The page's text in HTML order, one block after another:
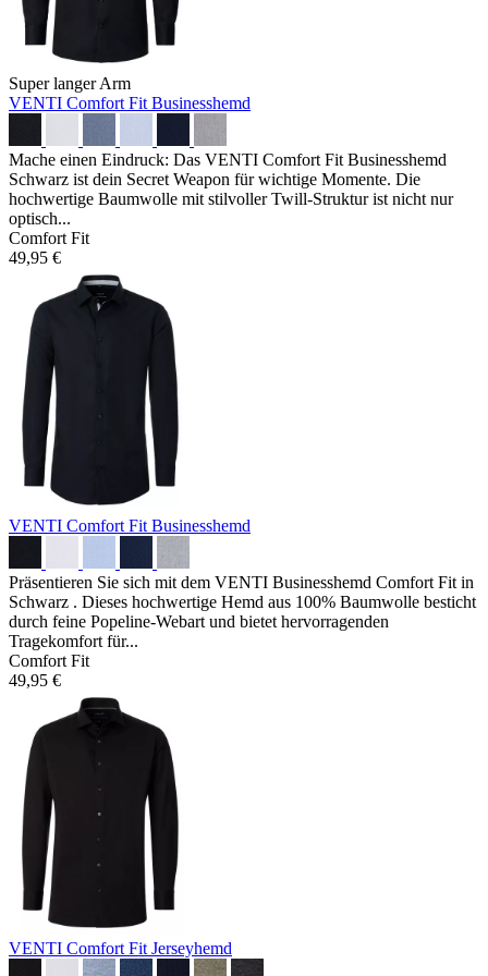
Super langer Arm
VENTI Comfort Fit Businesshemd
Mache einen Eindruck: Das VENTI Comfort Fit Businesshemd
Schwarz ist dein Secret Weapon für wichtige Momente. Die
hochwertige Baumwolle mit stilvoller Twill-Struktur ist nicht nur
optisch...
Comfort Fit
49,95 €
VENTI Comfort Fit Businesshemd
Präsentieren Sie sich mit dem VENTI Businesshemd Comfort Fit in
Schwarz . Dieses hochwertige Hemd aus 100% Baumwolle besticht
durch feine Popeline-Webart und bietet hervorragenden
Tragekomfort für...
Comfort Fit
49,95 €
VENTI Comfort Fit Jerseyhemd